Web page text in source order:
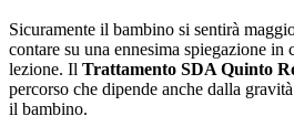
Sicuramente il bambino si sentirà
contare su una ennesima spiegazione in
lezione. Il Trattamento SDA Quinto
percorso che dipende anche dalla
il bambino.